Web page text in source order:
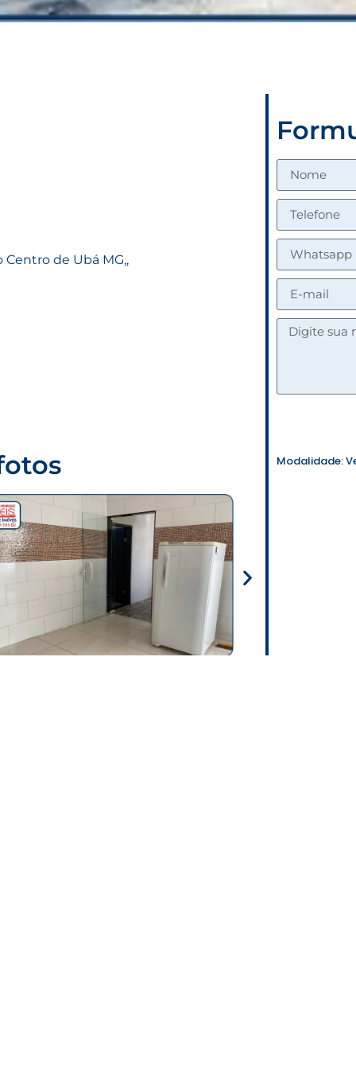
de Ubá MG,,
Modalidade: